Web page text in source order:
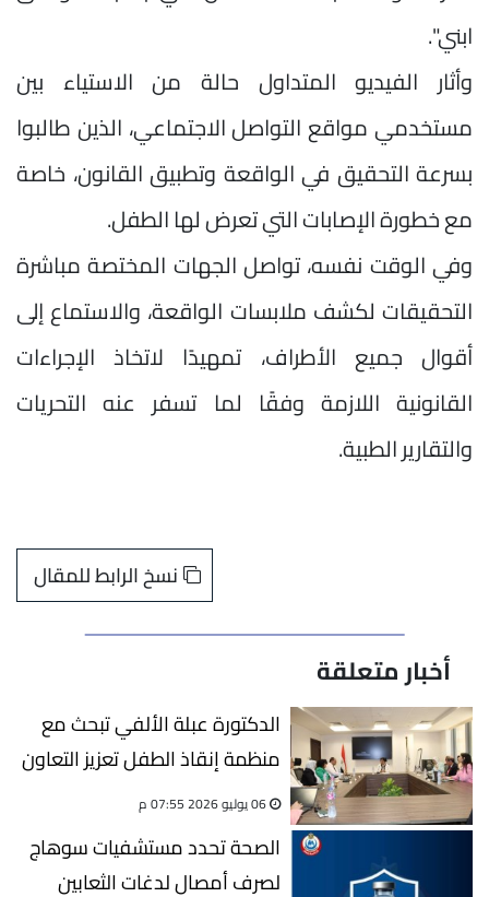
ابني".
وأثار الفيديو المتداول حالة من الاستياء بين
مستخدمي مواقع التواصل الاجتماعي، الذين طالبوا
بسرعة التحقيق في الواقعة وتطبيق القانون، خاصة
مع خطورة الإصابات التي تعرض لها الطفل.
وفي الوقت نفسه، تواصل الجهات المختصة مباشرة
التحقيقات لكشف ملابسات الواقعة، والاستماع إلى
أقوال جميع الأطراف، تمهيدًا لاتخاذ الإجراءات
القانونية اللازمة وفقًا لما تسفر عنه التحريات
والتقارير الطبية.
نسخ الرابط للمقال
أخبار متعلقة
الدكتورة عبلة الألفي تبحث مع
منظمة إنقاذ الطفل تعزيز التعاون
لدعم الفتيات وتحقيق
مستهدفات الاستراتيجية الوطنية
للسكان
06 يوليو 2026 07:55 م
الصحة تحدد مستشفيات سوهاج
لصرف أمصال لدغات الثعابين